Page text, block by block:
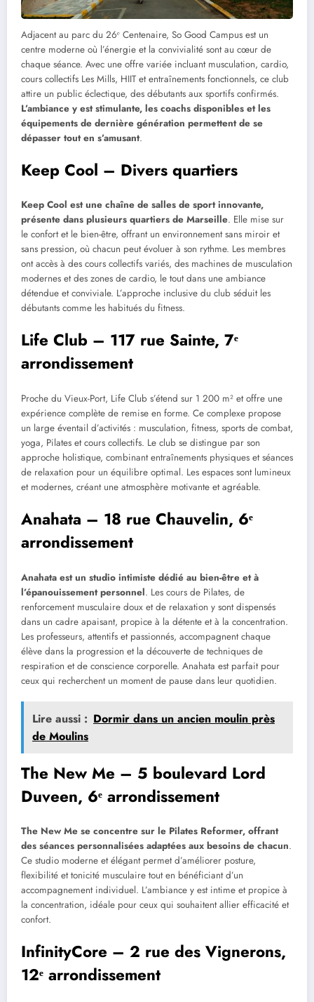
Adjacent au parc du 26ᵉ Centenaire, So Good Campus est un
centre moderne où l’énergie et la convivialité sont au cœur de
chaque séance. Avec une offre variée incluant musculation, cardio,
cours collectifs Les Mills, HIIT et entraînements fonctionnels, ce club
attire un public éclectique, des débutants aux sportifs confirmés.
L’ambiance y est stimulante, les coachs disponibles et les
équipements de dernière génération permettent de se
dépasser tout en s’amusant.
Keep Cool – Divers quartiers
Keep Cool est une chaîne de salles de sport innovante,
présente dans plusieurs quartiers de Marseille. Elle mise sur
le confort et le bien-être, offrant un environnement sans miroir et
sans pression, où chacun peut évoluer à son rythme. Les membres
ont accès à des cours collectifs variés, des machines de musculation
modernes et des zones de cardio, le tout dans une ambiance
détendue et conviviale. L’approche inclusive du club séduit les
débutants comme les habitués du fitness.
Life Club – 117 rue Sainte, 7ᵉ
arrondissement
Proche du Vieux-Port, Life Club s’étend sur 1 200 m² et offre une
expérience complète de remise en forme. Ce complexe propose
un large éventail d’activités : musculation, fitness, sports de combat,
yoga, Pilates et cours collectifs. Le club se distingue par son
approche holistique, combinant entraînements physiques et séances
de relaxation pour un équilibre optimal. Les espaces sont lumineux
et modernes, créant une atmosphère motivante et agréable.
Anahata – 18 rue Chauvelin, 6ᵉ
arrondissement
Anahata est un studio intimiste dédié au bien-être et à
l’épanouissement personnel. Les cours de Pilates, de
renforcement musculaire doux et de relaxation y sont dispensés
dans un cadre apaisant, propice à la détente et à la concentration.
Les professeurs, attentifs et passionnés, accompagnent chaque
élève dans la progression et la découverte de techniques de
respiration et de conscience corporelle. Anahata est parfait pour
ceux qui recherchent un moment de pause dans leur quotidien.
Lire aussi : Dormir dans un ancien moulin près
de Moulins
The New Me – 5 boulevard Lord
Duveen, 6ᵉ arrondissement
The New Me se concentre sur le Pilates Reformer, offrant
des séances personnalisées adaptées aux besoins de chacun.
Ce studio moderne et élégant permet d’améliorer posture,
flexibilité et tonicité musculaire tout en bénéficiant d’un
accompagnement individuel. L’ambiance y est intime et propice à
la concentration, idéale pour ceux qui souhaitent allier efficacité et
confort.
InfinityCore – 2 rue des Vignerons,
12ᵉ arrondissement